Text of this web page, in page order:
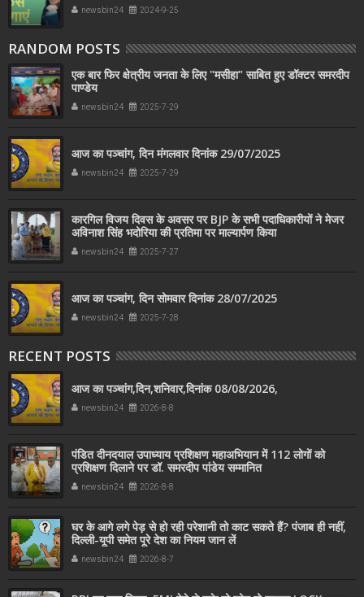
newsbin24 2024-9-25
RANDOM POSTS
एक बार फिर क्षेत्रीय जनता के लिए "मसीहा" साबित हुए डॉक्टर समरदीप
पाण्डेय
newsbin24 2025-7-29
आज का पञ्चांग, दिन मंगलवार दिनांक 29/07/2025
newsbin24 2025-7-29
कारगिल विजय दिवस के अवसर पर BJP के सभी पदाधिकारीयों ने मेजर
अविनाश सिंह भदोरिया की प्रतिमा पर माल्यार्पण किया
newsbin24 2025-7-27
आज का पञ्चांग, दिन सोमवार दिनांक 28/07/2025
newsbin24 2025-7-28
RECENT POSTS
आज का पञ्चांग,दिन,शनिवार,दिनांक 08/08/2026,
newsbin24 2026-8-8
पंडित दीनदयाल उपाध्याय प्रशिक्षण महाअभियान में 112 लोगों को
प्रशिक्षण दिलाने पर डॉ. समरदीप पांडेय सम्मानित
newsbin24 2026-8-8
घर के आगे लगे पेड़ से हो रही परेशानी तो काट सकते हैं? पंजाब ही नहीं,
दिल्‍ली-यूपी समेत पूरे देश का नियम जान लें
newsbin24 2026-8-7